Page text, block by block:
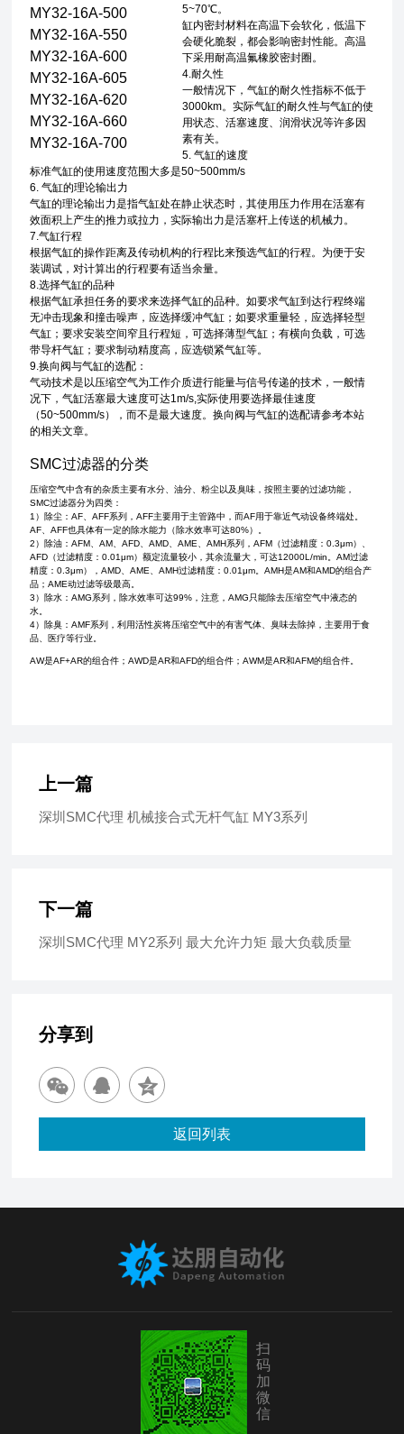
MY32-16A-500
MY32-16A-550
MY32-16A-600
MY32-16A-605
MY32-16A-620
MY32-16A-660
MY32-16A-700
5~70℃。
缸内密封材料在高温下会软化，低温下
会硬化脆裂，都会影响密封性能。高温
下采用耐高温氟橡胶密封圈。
4.耐久性
一般情况下，气缸的耐久性指标不低于
3000km。实际气缸的耐久性与气缸的使
用状态、活塞速度、润滑状况等许多因
素有关。
5. 气缸的速度
标准气缸的使用速度范围大多是50~500mm/s
6. 气缸的理论输出力
气缸的理论输出力是指气缸处在静止状态时，其使用压力作用在活塞有
效面积上产生的推力或拉力，实际输出力是活塞杆上传送的机械力。
7.气缸行程
根据气缸的操作距离及传动机构的行程比来预选气缸的行程。为便于安
装调试，对计算出的行程要有适当余量。
8.选择气缸的品种
根据气缸承担任务的要求来选择气缸的品种。如要求气缸到达行程终端
无冲击现象和撞击噪声，应选择缓冲气缸；如要求重量轻，应选择轻型
气缸；要求安装空间窄且行程短，可选择薄型气缸；有横向负载，可选
带导杆气缸；要求制动精度高，应选锁紧气缸等。
9.换向阀与气缸的选配：
气动技术是以压缩空气为工作介质进行能量与信号传递的技术，一般情
况下，气缸活塞最大速度可达1m/s,实际使用要选择最佳速度
（50~500mm/s），而不是最大速度。换向阀与气缸的选配请参考本站
的相关文章。
SMC过滤器的分类
压缩空气中含有的杂质主要有水分、油分、粉尘以及臭味，按照主要的过滤功能，
SMC过滤器分为四类：
1）除尘：AF、AFF系列，AFF主要用于主管路中，而AF用于靠近气动设备终端处。
AF、AFF也具体有一定的除水能力（除水效率可达80%）。
2）除油：AFM、AM、AFD、AMD、AME、AMH系列，AFM（过滤精度：0.3μm）、
AFD（过滤精度：0.01μm）额定流量较小，其余流量大，可达12000L/min。AM过滤
精度：0.3μm），AMD、AME、AMH过滤精度：0.01μm。AMH是AM和AMD的组合产
品；AME动过滤等级最高。
3）除水：AMG系列，除水效率可达99%，注意，AMG只能除去压缩空气中液态的
水。
4）除臭：AMF系列，利用活性炭将压缩空气中的有害气体、臭味去除掉，主要用于食
品、医疗等行业。
AW是AF+AR的组合件；AWD是AR和AFD的组合件；AWM是AR和AFM的组合件。
上一篇
深圳SMC代理 机械接合式无杆气缸 MY3系列
下一篇
深圳SMC代理 MY2系列 最大允许力矩 最大负载质量
分享到
返回列表
扫
码
加
微
信